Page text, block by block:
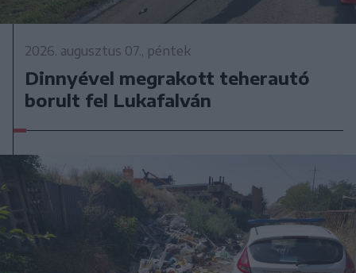
2026. augusztus 07., péntek
Dinnyével megrakott teherautó
borult fel Lukafalván